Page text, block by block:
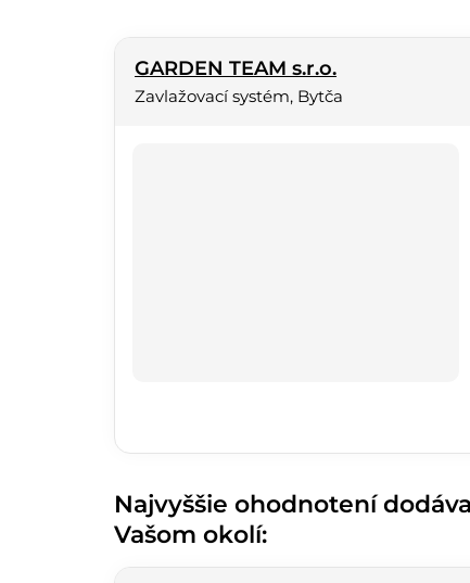
GARDEN TEAM s.r.o.
Zavlažovací systém, Bytča
Najvyššie ohodnotení
Vašom okolí: